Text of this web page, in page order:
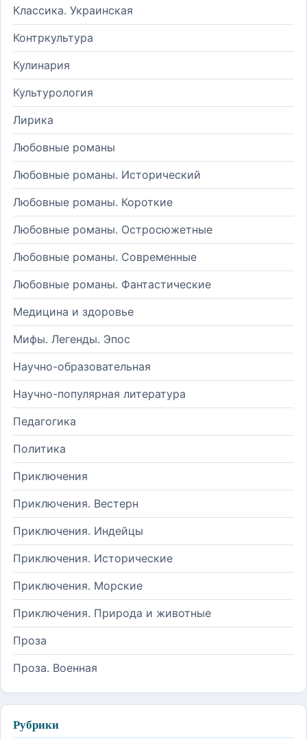
Классика. Украинская
Контркультура
Кулинария
Культурология
Лирика
Любовные романы
Любовные романы. Исторический
Любовные романы. Короткие
Любовные романы. Остросюжетные
Любовные романы. Современные
Любовные романы. Фантастические
Медицина и здоровье
Мифы. Легенды. Эпос
Научно-образовательная
Научно-популярная литература
Педагогика
Политика
Приключения
Приключения. Вестерн
Приключения. Индейцы
Приключения. Исторические
Приключения. Морские
Приключения. Природа и животные
Проза
Проза. Военная
Рубрики